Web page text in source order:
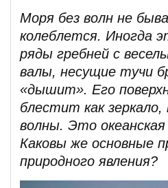
Моря без волн не
колеблется. Иногда
ряды гребней с
валы, несущие тучи
«дышит». Его
блестит как
волны. Это
Каковы же основные
природного явления?